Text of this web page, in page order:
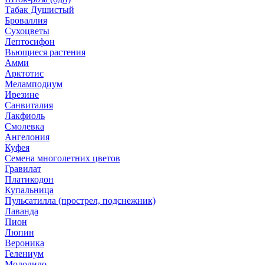
Табак Душистый
Броваллия
Сухоцветы
Лептосифон
Вьющиеся растения
Амми
Арктотис
Меламподиум
Ирезине
Санвиталия
Лакфиоль
Смолевка
Ангелония
Куфея
Семена многолетних цветов
Гравилат
Платикодон
Купальница
Пульсатилла (прострел, подснежник)
Лаванда
Пион
Люпин
Вероника
Гелениум